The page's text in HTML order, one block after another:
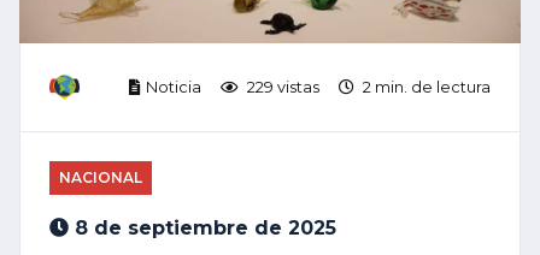
Noticia 229 vistas 2 min. de lectura
NACIONAL
8 de septiembre de 2025